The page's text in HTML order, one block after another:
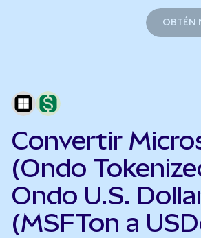
OBTÉN
Convertir
(Ondo
Ondo U.S.
(MSFTon a